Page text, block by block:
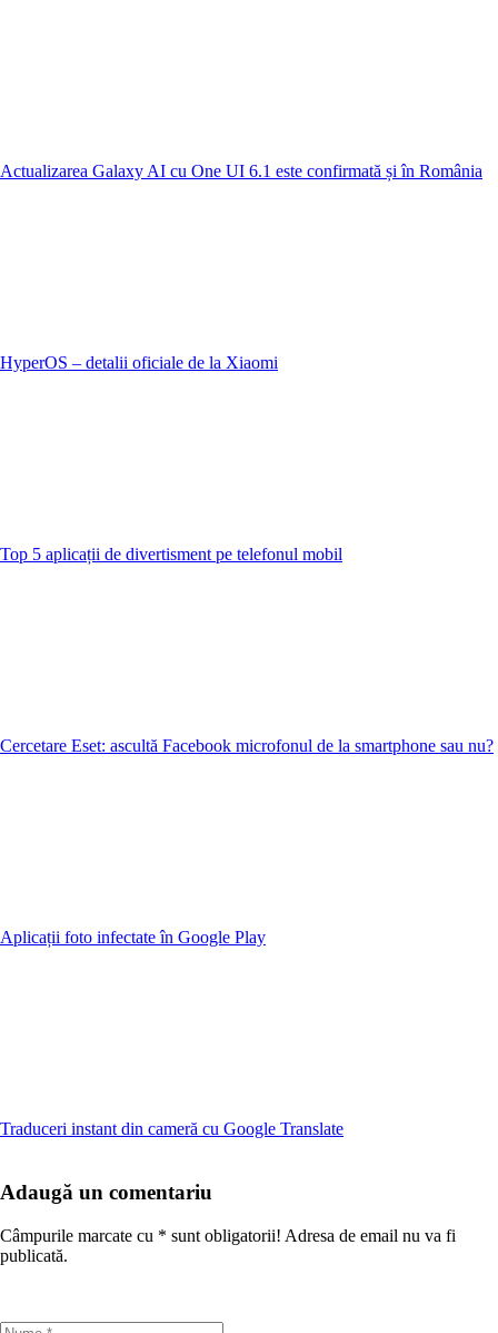
Actualizarea Galaxy AI cu One UI 6.1 este confirmată și în România
HyperOS – detalii oficiale de la Xiaomi
Top 5 aplicații de divertisment pe telefonul mobil
Cercetare Eset: ascultă Facebook microfonul de la smartphone sau nu?
Aplicații foto infectate în Google Play
Traduceri instant din cameră cu Google Translate
Adaugă un comentariu
Câmpurile marcate cu * sunt obligatorii! Adresa de email nu va fi
publicată.